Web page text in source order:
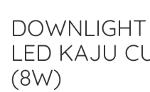
LED KAJU
(8W)